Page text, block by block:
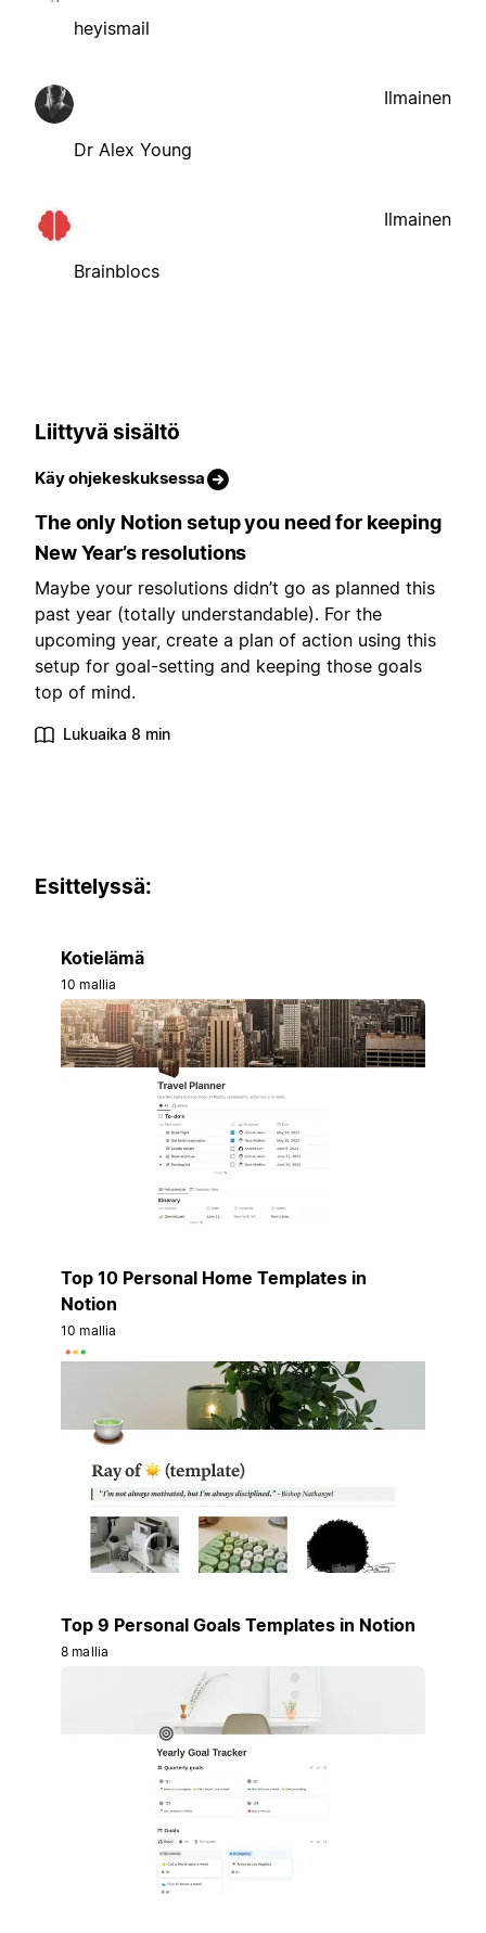
heyismail
Dr Alex Young
Ilmainen
Brainblocs
Ilmainen
Liittyvä sisältö
Käy ohjekeskuksessa
The only Notion setup you need for keeping
New Year’s resolutions
Maybe your resolutions didn’t go as planned this
past year (totally understandable). For the
upcoming year, create a plan of action using this
setup for goal-setting and keeping those goals
top of mind.
Lukuaika 8 min
Esittelyssä:
Kotielämä
10 mallia
Top 10 Personal Home Templates in
Notion
10 mallia
Top 9 Personal Goals Templates in Notion
8 mallia